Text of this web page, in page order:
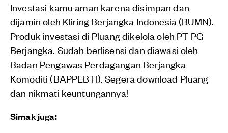
Investasi kamu aman karena disimpan dan
dijamin oleh Kliring Berjangka Indonesia (BUMN).
Produk investasi di Pluang dikelola oleh PT PG
Berjangka. Sudah berlisensi dan diawasi oleh
Badan Pengawas Perdagangan Berjangka
Komoditi (BAPPEBTI). Segera download Pluang
dan nikmati keuntungannya!
Simak juga: